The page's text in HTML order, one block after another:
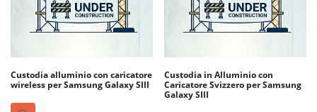
Custodia alluminio con caricatore
wireless per Samsung Galaxy SIII
Custodia in Alluminio con
Caricatore Svizzero per Samsung
Galaxy SIII